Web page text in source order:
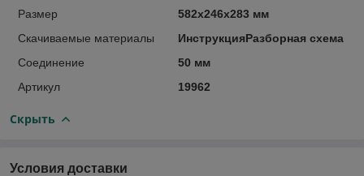
Размер
582х246х283 мм
Скачиваемые материалы
ИнструкцияРазборная схема
Соединение
50 мм
Артикул
19962
Скрыть
Условия доставки